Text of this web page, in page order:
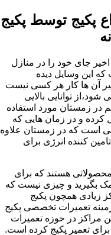
پکیج توسط پکیج
جای خود را در منازل
که این وسایل دیده
آن ها کار هر کسی نیست
توانایی بالایی
در زمستان مورد استفاده
کرده و در زمان هایی که
است که در زمستان علاوه
کننده انرژی برای
محصولاتی هستند که برای
بگیرید و چیزی نیست که
زیادی همچون پکیج
تعمیرات تخصصی پکیج
مراکز در حوزه تعمیرات
تعمیر پکیج کرده است.